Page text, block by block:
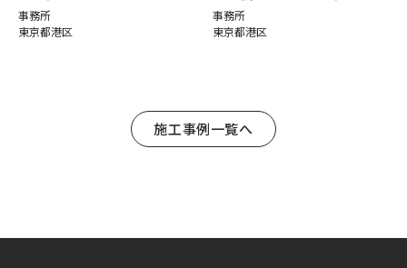
事務所
東京都港区
事務所
東京都港区
施工事例一覧へ